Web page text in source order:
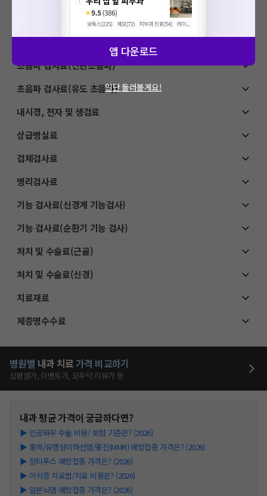
초음파 검사료(진단초음파)
초음파 검사료(유도 초음파)
내시경, 천자 및 생검료
상급병실료
검체검사료
병리검사료
기능 검사료(신경계 기능검사)
기능 검사료(순환기 기능 검사)
처치 및 수술료(근골)
처치 및 수술료(신경)
치료재료
제증명수수료
병원별 내과 치료가격 비교하기
심평원가, 이벤트가, 모두닥 리뷰가 등
내과평균 가격이 궁금하다면?
▶ 인공와우 수술 비용/ 보험 기준은? (2026)
▶ 홍역/유행성이하선염/풍진(MMR) 예방접종 가격은? (2026)
▶ 장티푸스 예방접종 가격은? (2026)
▶ 이석증 치료법/치료 비용은? (2026)
▶ 일본뇌염 예방접종 가격은? (2026)
앱 다운로드
일단 둘러볼게요!